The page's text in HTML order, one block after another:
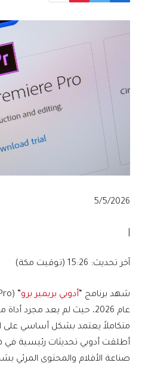
P
i
h
e
d
O
n
5/5/2026
آ
ر
ت
ح
د
ي
آخر تحديث: 15:26 (توقيت مكة)
شهد برنامج “ أدوبي بريمير برو
عام 2026، حيث لم يعد مجرد
متكاملاً يعتمد بشكل أساسي على
أطلقت أدوبي تحديثات رئيسية في
صناعة الأفلام والمحتوى المرئي